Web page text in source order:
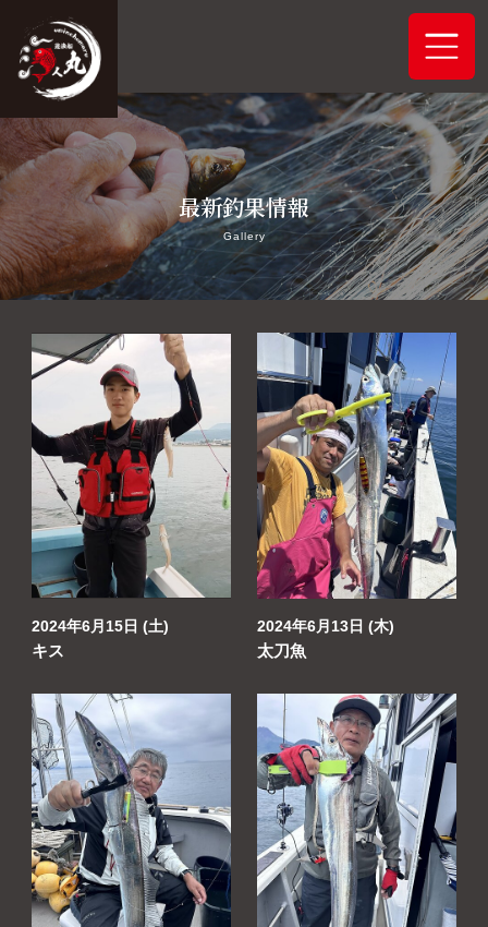
ホーム
システムご案内
最新釣果情報
船舶概要
アクセス
よくあるご質問
プライバシーポリシー
最新釣果情報
Gallery
2024年6月15日 (土)
キス
2024年6月13日 (木)
太刀魚